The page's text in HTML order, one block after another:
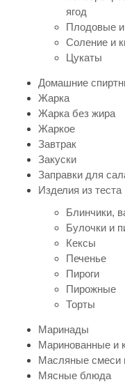
ягод
Плодовые и
Соление и
Цукаты
Домашние
Жарка
Жарка без жира
Жаркое
Завтрак
Закуски
Заправки для
Изделия из теста
Блинчики,
Булочки и
Кексы
Печенье
Пироги
Пирожные
Торты
Маринады
Маринованные и
Масляные смеси
Мясные блюда